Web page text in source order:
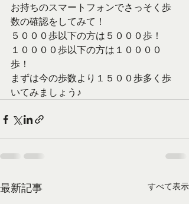
お持ちのスマートフォンでさっそく歩
数の確認をしてみて！
５０００歩以下の方は５０００歩！
１００００歩以下の方は１００００
歩！
まずは今の歩数より１５００歩多く歩
いてみましょう♪
最新記事 すべて表示